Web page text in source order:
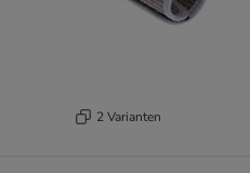
2 Varianten